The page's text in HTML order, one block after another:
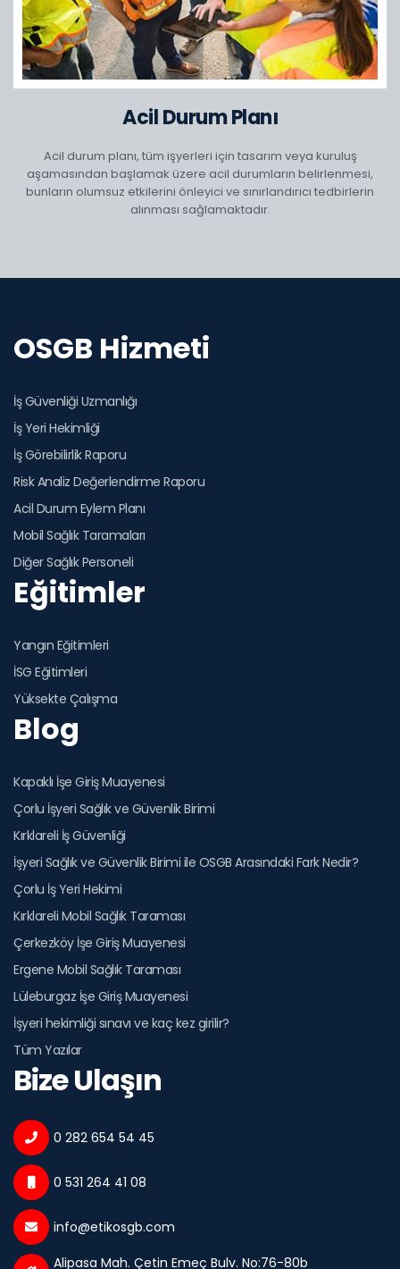
Acil Durum Planı
Acil durum planı, tüm işyerleri için tasarım veya kuruluş
aşamasından başlamak üzere acil durumların belirlenmesi,
bunların olumsuz etkilerini önleyici ve sınırlandırıcı tedbirlerin
alınması sağlamaktadır.
OSGB Hizmeti
İş Güvenliği Uzmanlığı
İş Yeri Hekimliği
İş Görebilirlik Raporu
Risk Analiz Değerlendirme Raporu
Acil Durum Eylem Planı
Mobil Sağlık Taramaları
Diğer Sağlık Personeli
Eğitimler
Yangın Eğitimleri
İSG Eğitimleri
Yüksekte Çalışma
Blog
Kapaklı İşe Giriş Muayenesi
Çorlu İşyeri Sağlık ve Güvenlik Birimi
Kırklareli İş Güvenliği
İşyeri Sağlık ve Güvenlik Birimi ile OSGB Arasındaki Fark Nedir?
Çorlu İş Yeri Hekimi
Kırklareli Mobil Sağlık Taraması
Çerkezköy İşe Giriş Muayenesi
Ergene Mobil Sağlık Taraması
Lüleburgaz İşe Giriş Muayenesi
İşyeri hekimliği sınavı ve kaç kez girilir?
Tüm Yazılar
Bize Ulaşın
0 282 654 54 45
0 531 264 41 08
info@etikosgb.com
Alipasa Mah. Çetin Emeç Bulv. No:76-80b